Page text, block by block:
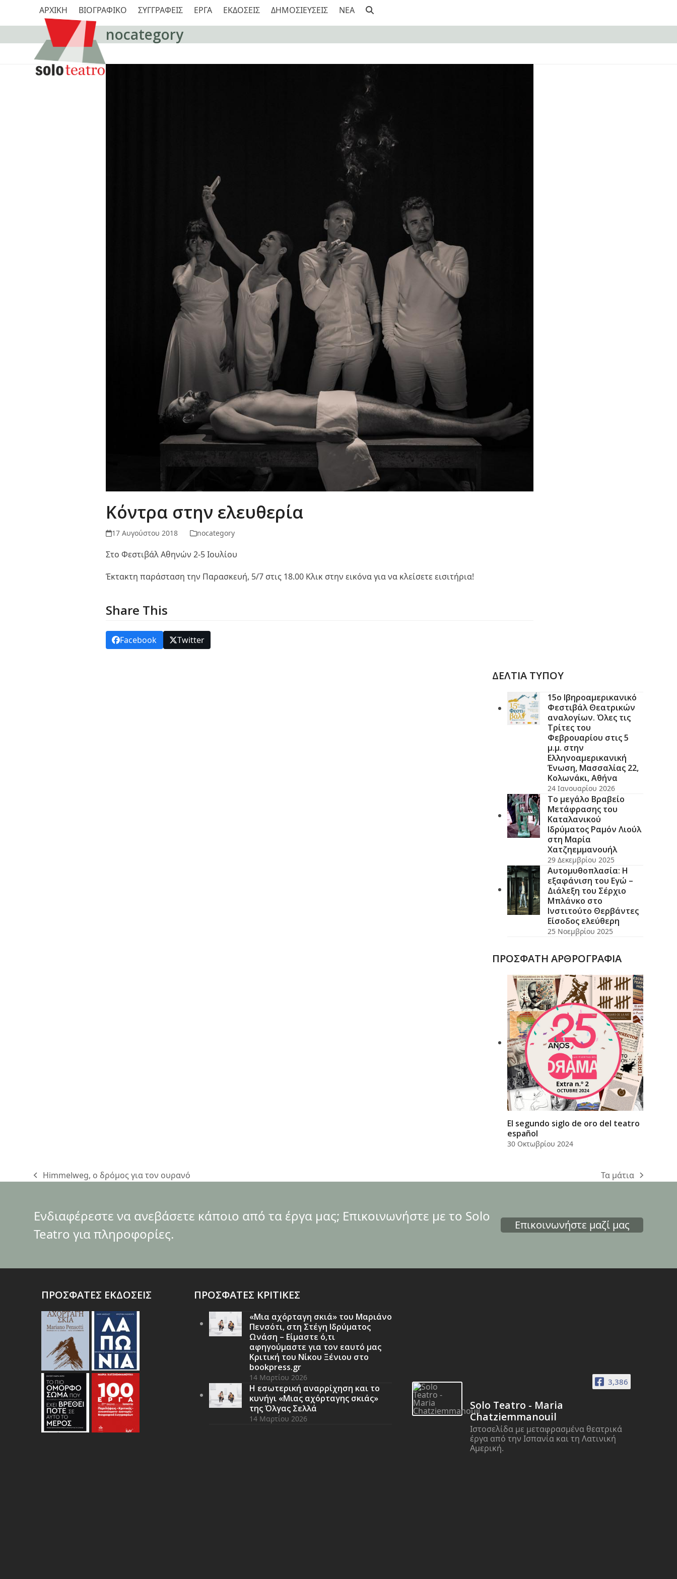
ΑΡΧΙΚΗ ΒΙΟΓΡΑΦΙΚΟ ΣΥΓΓΡΑΦΕΙΣ ΕΡΓΑ ΕΚΔΟΣΕΙΣ ΔΗΜΟΣΙΕΥΣΕΙΣ NEA
nocategory
Κόντρα στην ελευθερία
17 Αυγούστου 2018 nocategory
Στο Φεστιβάλ Αθηνών 2-5 Ιουλίου
Έκτακτη παράσταση την Παρασκευή, 5/7 στις 18.00 Κλικ στην εικόνα για να κλείσετε εισιτήρια!
Share This
Facebook Twitter
ΔΕΛΤΙΑ ΤΥΠΟΥ
15ο Ιβηροαμερικανικό
Φεστιβάλ Θεατρικών
αναλογίων. Όλες τις
Τρίτες του
Φεβρουαρίου στις 5
μ.μ. στην
Ελληνοαμερικανική
Ένωση, Μασσαλίας 22,
Κολωνάκι, Αθήνα
24 Ιανουαρίου 2026
Το μεγάλο Βραβείο
Μετάφρασης του
Καταλανικού
Ιδρύματος Ραμόν Λιούλ
στη Μαρία
Χατζηεμμανουήλ
29 Δεκεμβρίου 2025
Αυτομυθοπλασία: Η
εξαφάνιση του Εγώ –
Διάλεξη του Σέρχιο
Μπλάνκο στο
Ινστιτούτο Θερβάντες
Είσοδος ελεύθερη
25 Νοεμβρίου 2025
ΠΡΟΣΦΑΤΗ ΑΡΘΡΟΓΡΑΦΙΑ
El segundo siglo de oro del teatro
español
30 Οκτωβρίου 2024
previous
Himmelweg, ο δρόμος για τον ουρανό
next
Τα μάτια
Ενδιαφέρεστε να ανεβάσετε κάποιο από τα έργα μας; Επικοινωνήστε με το Solo
Teatro για πληροφορίες.
Επικοινωνήστε μαζί μας
ΠΡΟΣΦΑΤΕΣ ΕΚΔΟΣΕΙΣ ΠΡΟΣΦΑΤΕΣ ΚΡΙΤΙΚΕΣ
«Μια αχόρταγη σκιά» του Μαριάνο
Πενσότι, στη Στέγη Ιδρύματος
Ωνάση – Είμαστε ό,τι
αφηγούμαστε για τον εαυτό μας
Κριτική του Νίκου Ξένιου στο
bookpress.gr
14 Μαρτίου 2026
Η εσωτερική αναρρίχηση και το
κυνήγι «Μιας αχόρταγης σκιάς»
της Όλγας Σελλά
14 Μαρτίου 2026
3,386
Solo Teatro - Maria
Chatziemmanouil
Ιστοσελίδα με μεταφρασμένα θεατρικά
έργα από την Ισπανία και τη Λατινική
Αμερική.